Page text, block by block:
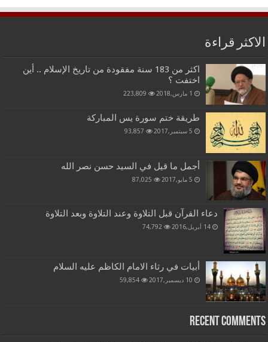
الاكثر قراءة
اكثر من 183 سنة مفقودة من تاريخ الإسلام .. أين
اختفت ؟
1 مارس,2018 223,809
طريقة ختم سورة يس المباركة
5 سبتمبر,2017 93,857
أجمل ما قيل في السيد حسن نصر الله
5 مايو,2017 87,025
دعاء القرآن قبل التلاوة وعند التلاوة وبعد التلاوة
14 أبريل,2016 74,792
أبيات في رثاء الامام الكاظم عليه السلام
10 ديسمبر,2017 59,854
Recent Comments